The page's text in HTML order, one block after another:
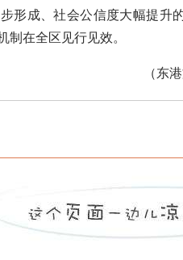
形成、社会公信度大幅提升
制在全区见行见效。
（东港